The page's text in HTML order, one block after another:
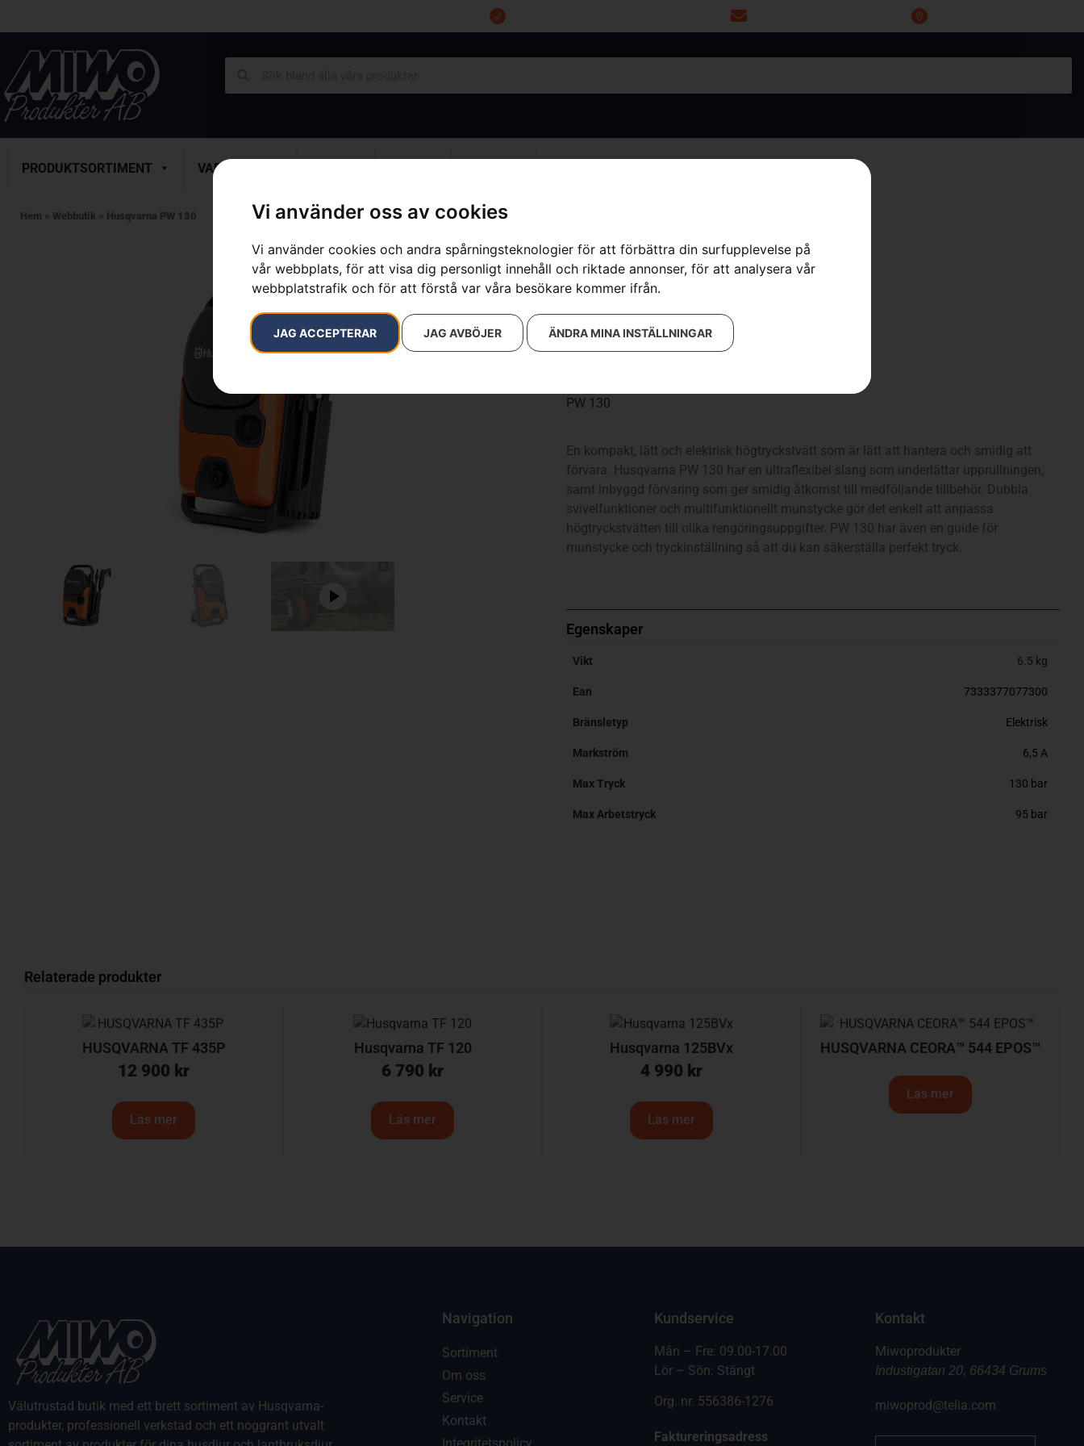
Vi använder oss av cookies
Vi använder cookies och andra spårningsteknologier för att förbättra din surfupplevelse på
vår webbplats, för att visa dig personligt innehåll och riktade annonser, för att analysera vår
webbplatstrafik och för att förstå var våra besökare kommer ifrån.
JAG ACCEPTERAR JAG AVBÖJER ÄNDRA MINA INSTÄLLNINGAR
PRODUKTSORTIMENT VARUMÄRKEN
Hem » Webbutik » Husqvarna PW 130
Husqvarna PW 130
Artikelnummer: 970648001
Kategorier:
Högtryckstvätt ,
1 890kr
PW 130
En kompakt, lätt och elektrisk högtryckstvätt som är lätt att hantera och smidig att
förvara. Husqvarna PW 130 har en ultraflexibel slang som underlättar upprullningen,
samt inbyggd förvaring som ger smidig åtkomst till medföljande tillbehör. Dubbla
svivelfunktioner och multifunktionellt munstycke gör det enkelt att anpassa
högtryckstvätten till olika rengöringsuppgifter. PW 130 har även en guide för
munstycke och tryckinställning så att du kan säkerställa perfekt tryck.
Egenskaper
Vikt 6.5 kg
Ean 7333377077300
Bränsletyp Elektrisk
Markström 6,5 A
Max Tryck 130 bar
Max Arbetstryck 95 bar
Relaterade produkter
HUSQVARNA TF 435P
12 900 kr
Läs mer
Husqvarna TF 120
6 790 kr
Läs mer
Husqvarna 125BVx
4 990 kr
Läs mer
HUSQVARNA CEORA™ 544 EPOS™
Läs mer
Välutrustad butik med ett brett sortiment av Husqvarna-
produkter, professionell verkstad och ett noggrant utvalt
Navigation
Sortiment
Om oss
Service
Kontakt
Kundservice
Mån – Fre: 09.00-17.00
Lör – Sön: Stängt
Org. nr. 556386-1276
Faktureringsadress
Kontakt
Miwoprodukter
Industigatan 20, 66434 Grums
miwoprod@telia.com